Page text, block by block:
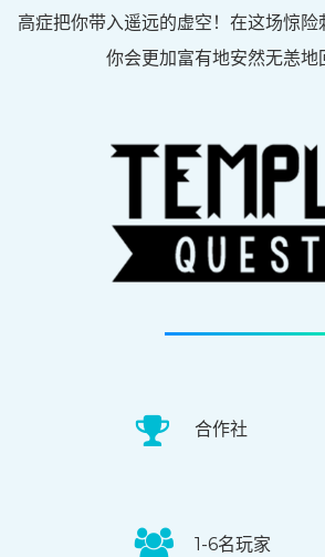
合作社
1-6名玩家
高症把你带入遥远的虚空！在这场惊险
你会更加富有地安然无恙地